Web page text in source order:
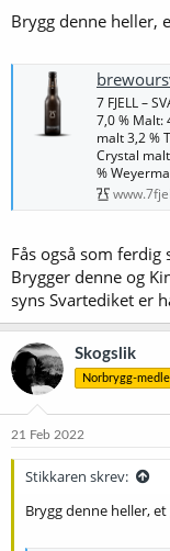
Brygg denne heller,
7 FJELL –
7,0 % Malt:
malt 3,2 %
Crystal
%
Fås også som ferdig
Brygger denne og
syns Svartediket er
Skogslik
Norbrygg-
21 Feb 2022
Stikkaren skrev:
Brygg denne heller,